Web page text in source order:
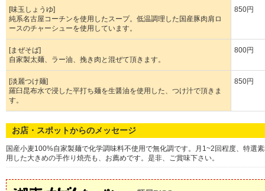
[味玉しょうゆ]
純系名古屋コーチンを使用したスープ。低温調理した国産豚肉肩ロ
ースのチャーシューを使用しています。
850円
[まぜそば]
自家製太麺、ラー油、挽き肉と混ぜて頂きます。
800円
[淡麗つけ麺]
羅臼昆布水で浸した平打ち麺を生醤油を使用した、つけ汁で頂きま
す。
850円
お店・スポットからのメッセージ
国産小麦100%自家製麺で化学調味料不使用で無化調です。月1~2回程度、特選
用した大きめの手作り焼売も、お薦めです。是非、ご賞味下さい。